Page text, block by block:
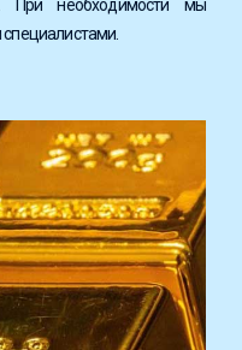
При необходимости мы